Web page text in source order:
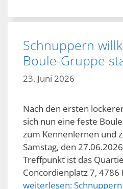
Schnuppern
Boule-Gruppe
23. Juni 2026
Nach den ersten
sich nun eine feste
zum Kennenlernen und
Samstag, den
Treffpunkt ist das
Concordienplatz 7, 4786
weiterlesen: